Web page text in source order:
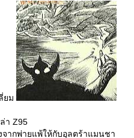
ยม
า Z95
ากพ่ายแพ้ให้กับอุลตร้าแมนชา